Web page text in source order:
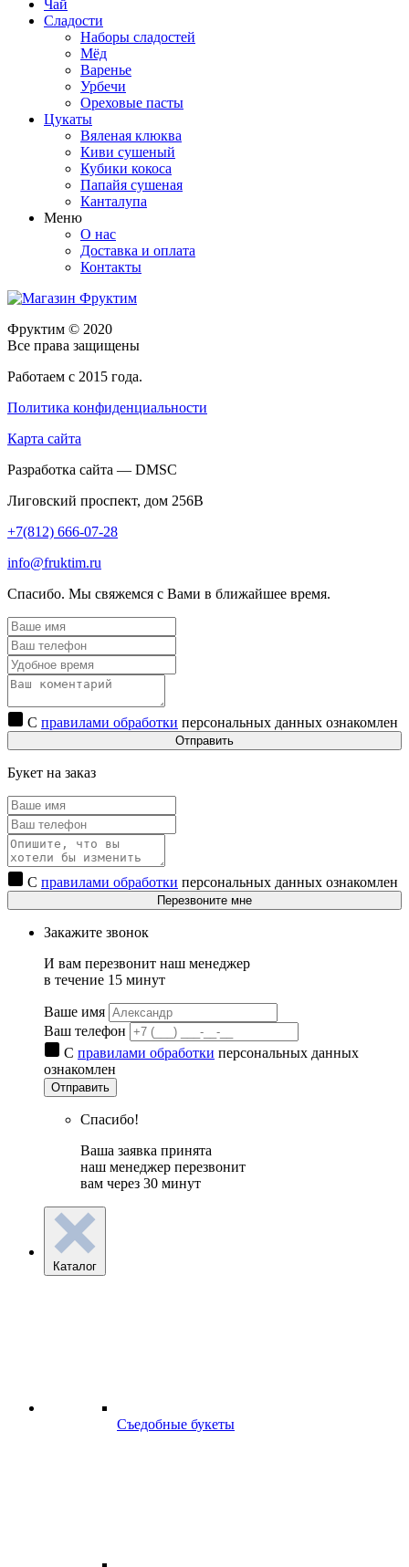
Чай
Сладости
Наборы сладостей
Мёд
Варенье
Урбечи
Ореховые пасты
Цукаты
Вяленая клюква
Киви сушеный
Кубики кокоса
Папайя сушеная
Канталупа
Меню
О нас
Доставка и оплата
Контакты
Фруктим © 2020
Все права защищены
Работаем с 2015 года.
Политика конфиденциальности
Карта сайта
Разработка сайта — DMSC
Лиговский проспект, дом 256В
+7(812) 666-07-28
info@fruktim.ru
Спасибо. Мы свяжемся с Вами в ближайшее время.
С правилами обработки персональных данных ознакомлен
Отправить
Букет на заказ
С правилами обработки персональных данных ознакомлен
Перезвоните мне
Закажите звонок
И вам перезвонит наш менеджер
в течение 15 минут
Ваше имя
Ваш телефон
С правилами обработки персональных данных
ознакомлен
Отправить
Спасибо!
Ваша заявка принята
наш менеджер перезвонит
вам через 30 минут
Каталог
Съедобные букеты